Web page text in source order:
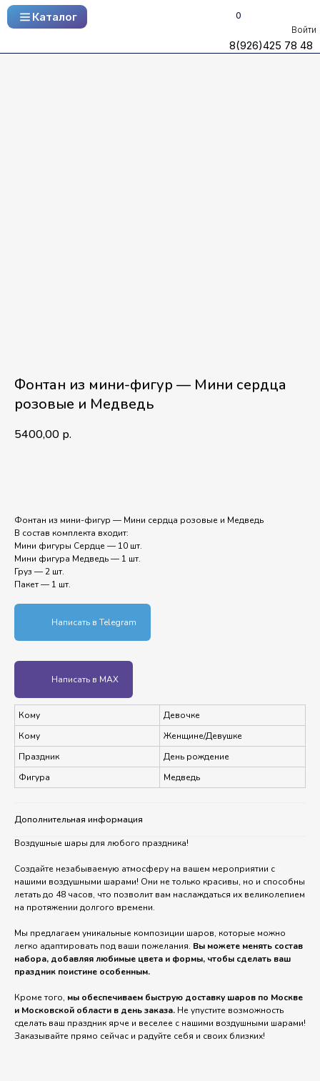
Каталог
Войти
0
8(926)425 78 48
Каталог
8(926)425 78 48
Фонтан из мини-фигур — Мини сердца
розовые и Медведь
5400,00 р.
Фонтан из мини-фигур — Мини сердца розовые и Медведь
В состав комплекта входит:
Мини фигуры Сердце — 10 шт.
Мини фигура Медведь — 1 шт.
Груз — 2 шт.
Пакет — 1 шт.
Написать в Telegram
Написать в MAX
Кому
Девочке
Кому
Женщине/Девушке
Праздник
День рождение
Фигура
Медведь
Дополнительная информация
Воздушные шары для любого праздника!
Создайте незабываемую атмосферу на вашем мероприятии с
нашими воздушными шарами! Они не только красивы, но и способны
летать до 48 часов, что позволит вам наслаждаться их великолепием
на протяжении долгого времени.
Мы предлагаем уникальные композиции шаров, которые можно
легко адаптировать под ваши пожелания. Вы можете менять состав
набора, добавляя любимые цвета и формы, чтобы сделать ваш
праздник поистине особенным.
Кроме того, мы обеспечиваем быструю доставку шаров по Москве
и Московской области в день заказа. Не упустите возможность
сделать ваш праздник ярче и веселее с нашими воздушными шарами!
Заказывайте прямо сейчас и радуйте себя и своих близких!